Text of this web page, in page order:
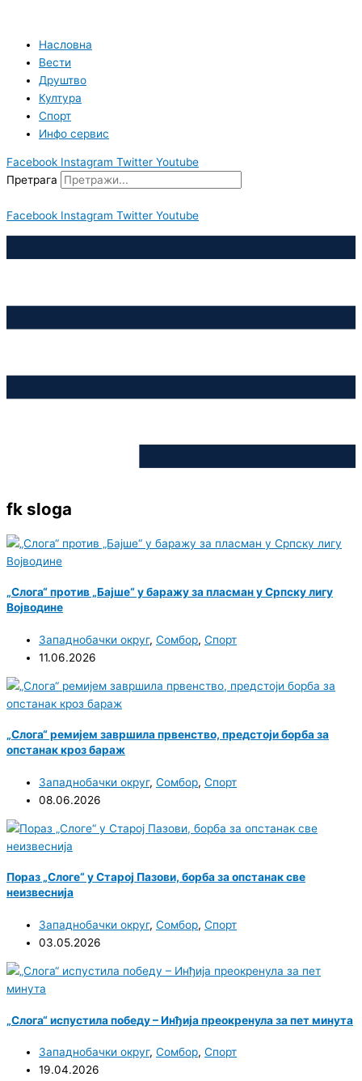
садржајНасловна
Вести
Друштво
Култура
Спорт
Инфо сервис
Facebook Instagram Twitter Youtube
Претрага
Facebook Instagram Twitter Youtube
fk sloga
„Слога“ против „Бајше“ у баражу за пласман у Српску лигу
Војводине
Западнобачки округ, Сомбор, Спорт
11.06.2026
„Слога“ ремијем завршила првенство, предстоји борба за
опстанак кроз бараж
Западнобачки округ, Сомбор, Спорт
08.06.2026
Пораз „Слоге“ у Старој Пазови, борба за опстанак све
неизвеснија
Западнобачки округ, Сомбор, Спорт
03.05.2026
„Слога“ испустила победу – Инђија преокренула за пет минута
Западнобачки округ, Сомбор, Спорт
19.04.2026